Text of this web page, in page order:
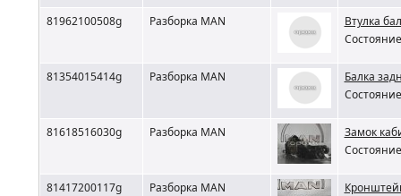
81962100508g Разборка MAN
Втулка
81354015414g Разборка MAN
Балка
81618516030g Разборка MAN
Замок
81417200117g Разборка MAN